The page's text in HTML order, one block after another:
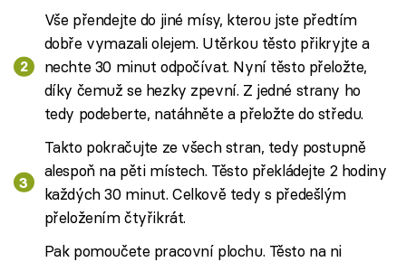
Vše přendejte do jiné mísy, kterou jste předtím
dobře vymazali olejem. Utěrkou těsto přikryjte a
nechte 30 minut odpočívat. Nyní těsto přeložte,
díky čemuž se hezky zpevní. Z jedné strany ho
tedy podeberte, natáhněte a přeložte do středu.
Takto pokračujte ze všech stran, tedy postupně
alespoň na pěti místech. Těsto překládejte 2 hodiny
každých 30 minut. Celkově tedy s předešlým
přeložením čtyřikrát.
Pak pomoučete pracovní plochu. Těsto na ni